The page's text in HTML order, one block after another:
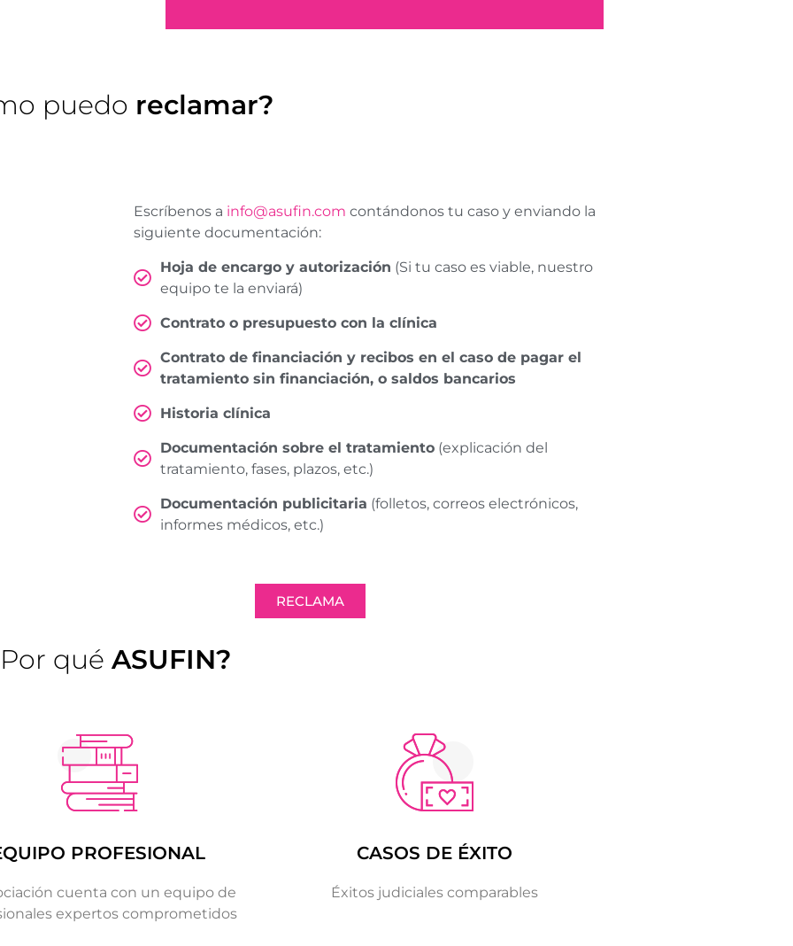
puedo reclamar?
Escríbenos a info@asufin.com contándonos tu caso y enviando la
siguiente documentación:
Hoja de encargo y autorización (Si tu caso es viable, nuestro
equipo te la enviará)
Contrato o presupuesto con la clínica
Contrato de financiación y recibos en el caso de pagar el
tratamiento sin financiación, o saldos bancarios
Historia clínica
Documentación sobre el tratamiento(explicación del
tratamiento, fases, plazos, etc.)
Documentación publicitaria (folletos, correos electrónicos,
informes médicos, etc.)
RECLAMA
qué ASUFIN?
PROFESIONAL
cuenta con un equipo de
expertos comprometidos
CASOS DE ÉXITO
Éxitos judiciales comparables